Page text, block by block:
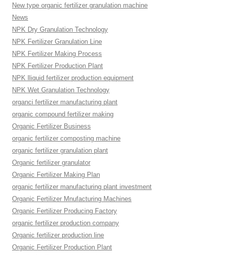
New type organic fertilizer granulation machine
News
NPK Dry Granulation Technology
NPK Fertilizer Granulation Line
NPK Fertilizer Making Process
NPK Fertilizer Production Plant
NPK lliquid fertilizer production equipment
NPK Wet Granulation Technology
organci fertilizer manufacturing plant
organic compound fertilizer making
Organic Fertilizer Business
organic fertilizer composting machine
organic fertilizer granulation plant
Organic fertilizer granulator
Organic Fertilizer Making Plan
organic fertilizer manufacturing plant investment
Organic Fertilizer Mnufacturing Machines
Organic Fertilizer Producing Factory
organic fertilizer production company
Organic fertilizer production line
Organic Fertilizer Production Plant